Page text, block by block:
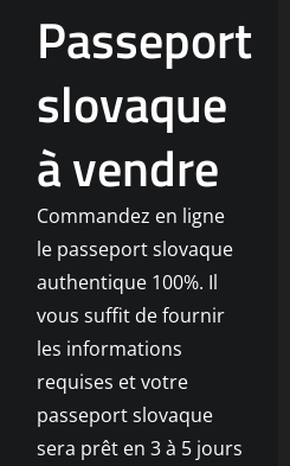
Passeport
slovaque
à vendre
Commandez en ligne
le passeport slovaque
authentique 100%. Il
vous suffit de fournir
les informations
requises et votre
passeport slovaque
sera prêt en 3 à 5 jours